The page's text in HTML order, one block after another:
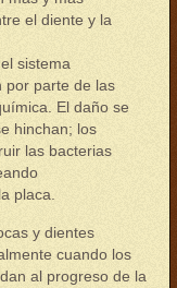
el diente y la
sistema
por parte de las
El daño se
hinchan; los
las bacterias
placa.
y dientes
cuando los
al progreso de la